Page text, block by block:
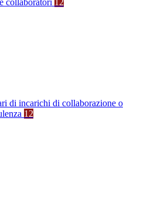
collaboratori 12
di incarichi di collaborazione o
12